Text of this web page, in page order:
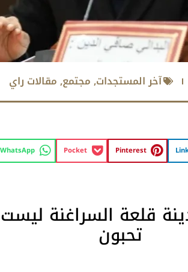
آخر المستجدات,مجتمع,مقالات راي
Pinterest
Pocket
WhatsApp
قلعة السراغنة
تحبون